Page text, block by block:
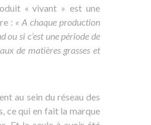
« vivant » est une
: « A chaque production
si c’est une période de
de matières grasses et
au sein du réseau des
ce qui en fait la marque